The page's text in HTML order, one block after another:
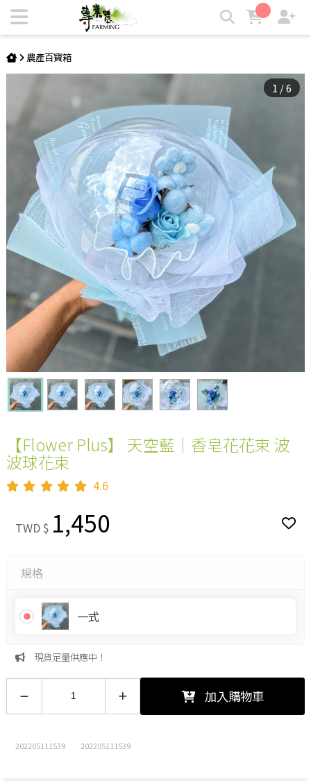
【Flower Plus】 天空藍｜香皂花花束 波波球花束 | 專業農
農產百寶箱
1 /6
【Flower Plus】 天空藍｜香皂花花束 波
波球花束
4.6
TWD $ 1,450
規格
一式
現貨足量供應中！
加入購物車
202205111539 202205111539